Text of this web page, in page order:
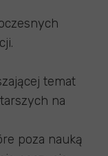
temat
na
poza nauką